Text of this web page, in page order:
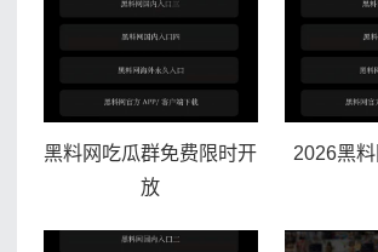
黑料网吃瓜群免费限时开
放
2026黑